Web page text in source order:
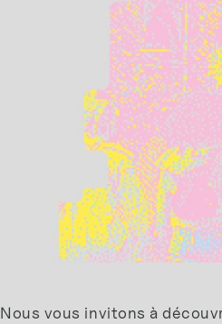
Nous vous invitons à